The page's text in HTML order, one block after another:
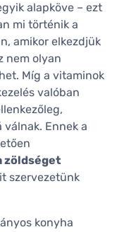
alapköve – ezt
mi történik a
amikor elkezdjük
nem olyan
Míg a vitaminok
valóban
Ennek a
zöldséget
szervezetünk
konyha